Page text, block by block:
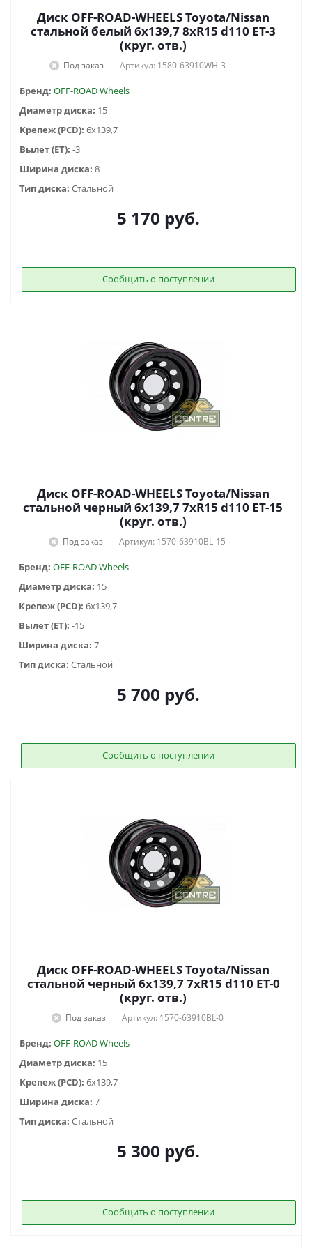
Диск OFF-ROAD-WHEELS Toyota/Nissan
стальной белый 6x139,7 8xR15 d110 ET-3
(круг. отв.)
Под заказ Артикул: 1580-63910WH-3
Бренд: OFF-ROAD Wheels
Диаметр диска: 15
Крепеж (PCD): 6x139,7
Вылет (ET): -3
Ширина диска: 8
Тип диска: Стальной
5 170 руб.
Сообщить о поступлении
Диск OFF-ROAD-WHEELS Toyota/Nissan
стальной черный 6x139,7 7xR15 d110 ET-15
(круг. отв.)
Под заказ Артикул: 1570-63910BL-15
Бренд: OFF-ROAD Wheels
Диаметр диска: 15
Крепеж (PCD): 6x139,7
Вылет (ET): -15
Ширина диска: 7
Тип диска: Стальной
5 700 руб.
Сообщить о поступлении
Диск OFF-ROAD-WHEELS Toyota/Nissan
стальной черный 6x139,7 7xR15 d110 ET-0
(круг. отв.)
Под заказ Артикул: 1570-63910BL-0
Бренд: OFF-ROAD Wheels
Диаметр диска: 15
Крепеж (PCD): 6x139,7
Ширина диска: 7
Тип диска: Стальной
5 300 руб.
Сообщить о поступлении